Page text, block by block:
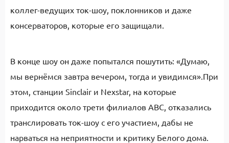
коллег-ведущих ток-шоу, поклонников и даже
консерваторов, которые его защищали.
В конце шоу он даже попытался пошутить: «Думаю,
мы вернёмся завтра вечером, тогда и увидимся».При
этом, станции Sinclair и Nexstar, на которые
приходится около трети филиалов ABC, отказались
транслировать ток-шоу с его участием, дабы не
нарваться на неприятности и критику Белого дома.